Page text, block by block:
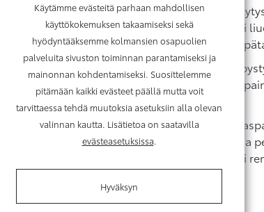
vääränlainen
ne. Liian
kosketus
tasainen
myös välttää.
rengas kuivuu
Autotalli on kelpo
kosketuksissa öljyn tai
jolloin rengas kuluu
Renkaat voi säilyttää
aseteta puristusta tai
pysyvästi.
Ennen säilytystä
sekä vanteet kannattaa
kummallekaan. Lisäksi
autossa sijainnut.
Käytämme evästeitä parhaan mahdollisen
käyttökokemuksen takaamiseksi sekä
hyödyntääksemme kolmansien osapuolien
palveluita sivuston toiminnan parantamiseksi ja
mainonnan kohdentamiseksi. Suosittelemme
pitämään kaikki evästeet päällä mutta voit
tarvittaessa tehdä muutoksia asetuksiin alla olevan
valinnan kautta. Lisätietoa on saatavilla
evästeasetuksissa.
Hyväksyn